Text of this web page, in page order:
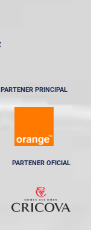
PARTENER PRINCIPAL
PARTENER OFICIAL